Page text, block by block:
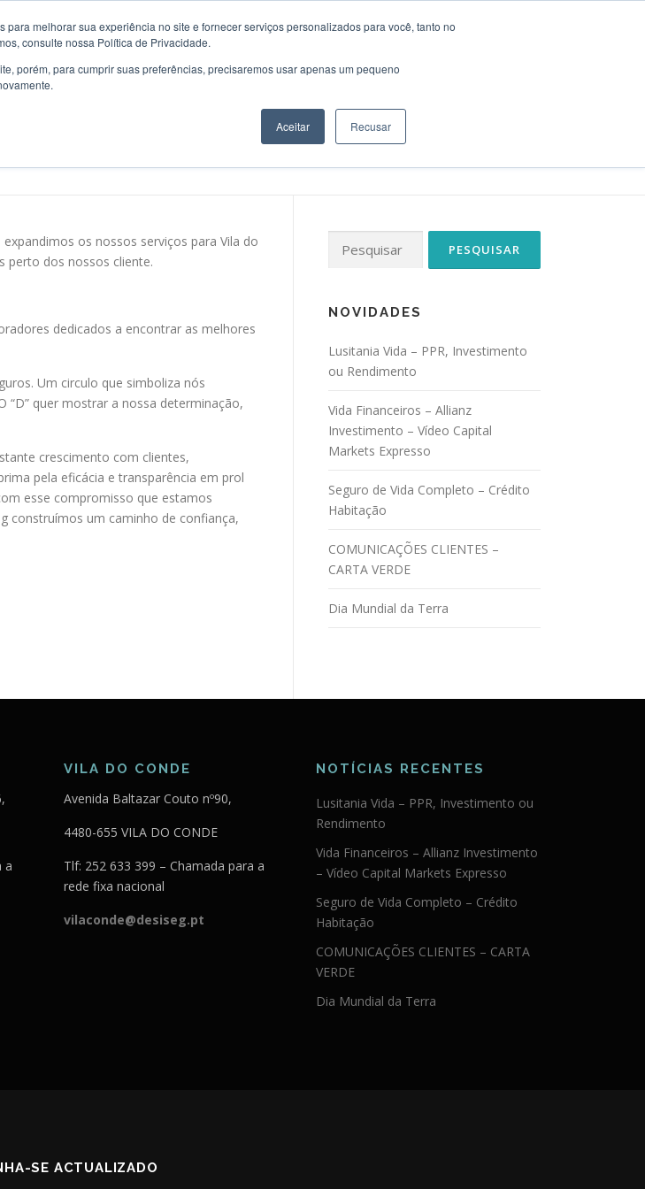
melhorar sua experiência no site e fornecer serviços personalizados para você, tanto no
consulte nossa Política de Privacidade.
porém, para cumprir suas preferências, precisaremos usar apenas um pequeno
Aceitar Recusar
PARTICULARES NOVIDADES REUNIÃO CONTATOS
os nossos serviços para Vila do
perto dos nossos cliente.
dedicados a encontrar as melhores
Um circulo que simboliza nós
“D” quer mostrar a nossa determinação,
crescimento com clientes,
pela eficácia e transparência em prol
esse compromisso que estamos
construímos um caminho de confiança,
por:
NOVIDADES
Lusitania Vida – PPR, Investimento
ou Rendimento
Vida Financeiros – Allianz
Investimento – Vídeo Capital
Markets Expresso
Seguro de Vida Completo – Crédito
Habitação
COMUNICAÇÕES CLIENTES –
CARTA VERDE
Dia Mundial da Terra
a
VILA DO CONDE
Avenida Baltazar Couto nº90,
4480-655 VILA DO CONDE
Tlf: 252 633 399 – Chamada para a
rede fixa nacional
vilaconde@desiseg.pt
NOTÍCIAS RECENTES
Lusitania Vida – PPR, Investimento ou
Rendimento
Vida Financeiros – Allianz Investimento
– Vídeo Capital Markets Expresso
Seguro de Vida Completo – Crédito
Habitação
COMUNICAÇÕES CLIENTES – CARTA
VERDE
Dia Mundial da Terra
SE ACTUALIZADO